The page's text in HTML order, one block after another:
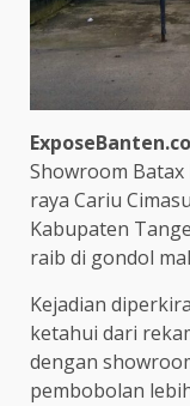
Showroom
raya Cariu
Kabupaten
raib di gondol
Kejadian
ketahui dari
dengan
pembobolan